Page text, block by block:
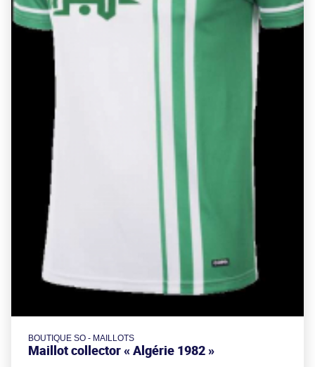
BOUTIQUE SO - MAILLOTS
Maillot collector « Algérie 1982 »